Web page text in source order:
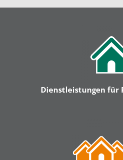
Dienstleistungen für